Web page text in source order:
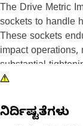
The Drive Metric
sockets to handle
These sockets
impact
substantial
socket is crafted to
performance.
ನಿರ್ದಿಷ್ಟತೆಗಳು